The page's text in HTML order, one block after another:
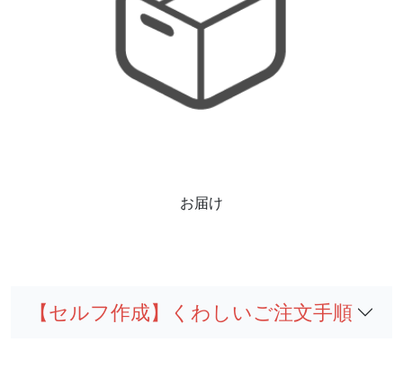
お届け
【セルフ作成】くわしいご注文手順